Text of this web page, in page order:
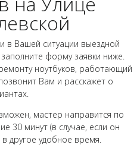
в Вашей ситуации выездной
форму заявки ниже.
ноутбуков, работающий
Вам и расскажет о
мастер направится по
30 минут (в случае, если он
другое удобное время.